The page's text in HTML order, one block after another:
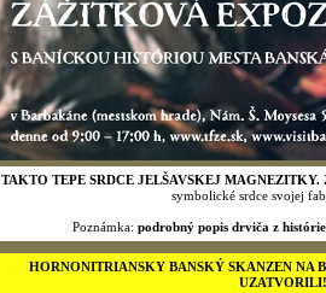
TAKTO TEPE SRDCE JELŠAVSKEJ MAGNEZITKY.
symbolické srdce svojej
Poznámka: podrobný popis drviča z
HORNONITRIANSKY BANSKÝ SKANZEN NA
UZATVORILI!